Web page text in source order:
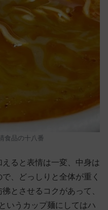
食品の十八番
ると表情は一変、中身は
、どっしりと全体が重く
とさせるコクがあって、
いうカップ麺にしてはハ